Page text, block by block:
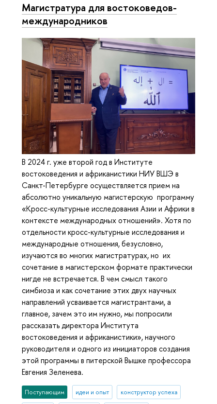
Магистратура для востоковедов-
международников
В 2024 г. уже второй год в Институте
востоковедения и африканистики НИУ ВШЭ в
Санкт-Петербурге осуществляется прием на
абсолютно уникальную магистерскую программу
«Кросс-культурные исследования Азии и Африки в
контексте международных отношений». Хотя по
отдельности кросс-культурные исследования и
международные отношения, безусловно,
изучаются во многих магистратурах, но их
сочетание в магистерском формате практически
нигде не встречается. В чем смысл такого
симбиоза и как сочетание этих двух научных
направлений усваивается магистрантами, а
главное, зачем это им нужно, мы попросили
рассказать директора Института
востоковедения и африканистики», научного
руководителя и одного из инициаторов создания
этой программы в питерской Вышке профессора
Евгения Зеленева.
Поступающим идеи и опыт конструктор успеха